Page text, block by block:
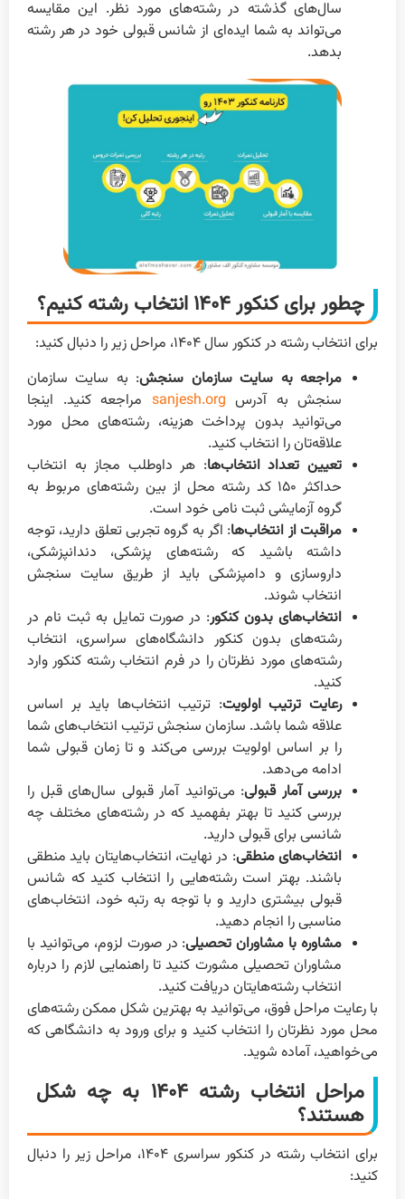
سال‌های گذشته در رشته‌های مورد نظر. این مقایسه
می‌تواند به شما ایده‌ای از شانس قبولی خود در هر رشته
بدهد.
چطور برای کنکور ۱۴۰۴ انتخاب رشته کنیم؟
برای انتخاب رشته در کنکور سال ۱۴۰۴، مراحل زیر را دنبال کنید:
مراجعه به سایت سازمان سنجش: به سایت سازمان
سنجش به آدرس sanjesh.org مراجعه کنید. اینجا
می‌توانید بدون پرداخت هزینه، رشته‌های محل مورد
علاقه‌تان را انتخاب کنید.
تعیین تعداد انتخاب‌ها: هر داوطلب مجاز به انتخاب
حداکثر ۱۵۰ کد رشته محل از بین رشته‌های مربوط به
گروه آزمایشی ثبت نامی خود است.
مراقبت از انتخاب‌ها: اگر به گروه تجربی تعلق دارید، توجه
داشته باشید که رشته‌های پزشکی، دندانپزشکی،
داروسازی و دامپزشکی باید از طریق سایت سنجش
انتخاب شوند.
انتخاب‌های بدون کنکور: در صورت تمایل به ثبت نام در
رشته‌های بدون کنکور دانشگاه‌های سراسری، انتخاب
رشته‌های مورد نظرتان را در فرم انتخاب رشته کنکور وارد
کنید.
رعایت ترتیب اولویت: ترتیب انتخاب‌ها باید بر اساس
علاقه شما باشد. سازمان سنجش ترتیب انتخاب‌های شما
را بر اساس اولویت بررسی می‌کند و تا زمان قبولی شما
ادامه می‌دهد.
بررسی آمار قبولی: می‌توانید آمار قبولی سال‌های قبل را
بررسی کنید تا بهتر بفهمید که در رشته‌های مختلف چه
شانسی برای قبولی دارید.
انتخاب‌های منطقی: در نهایت، انتخاب‌هایتان باید منطقی
باشند. بهتر است رشته‌هایی را انتخاب کنید که شانس
قبولی بیشتری دارید و با توجه به رتبه خود، انتخاب‌های
مناسبی را انجام دهید.
مشاوره با مشاوران تحصیلی: در صورت لزوم، می‌توانید با
مشاوران تحصیلی مشورت کنید تا راهنمایی لازم را درباره
انتخاب رشته‌هایتان دریافت کنید.
با رعایت مراحل فوق، می‌توانید به بهترین شکل ممکن رشته‌های
محل مورد نظرتان را انتخاب کنید و برای ورود به دانشگاهی که
می‌خواهید، آماده شوید.
مراحل انتخاب رشته ۱۴۰۴ به چه شکل
هستند؟
برای انتخاب رشته در کنکور سراسری ۱۴۰۴، مراحل زیر را دنبال
کنید: